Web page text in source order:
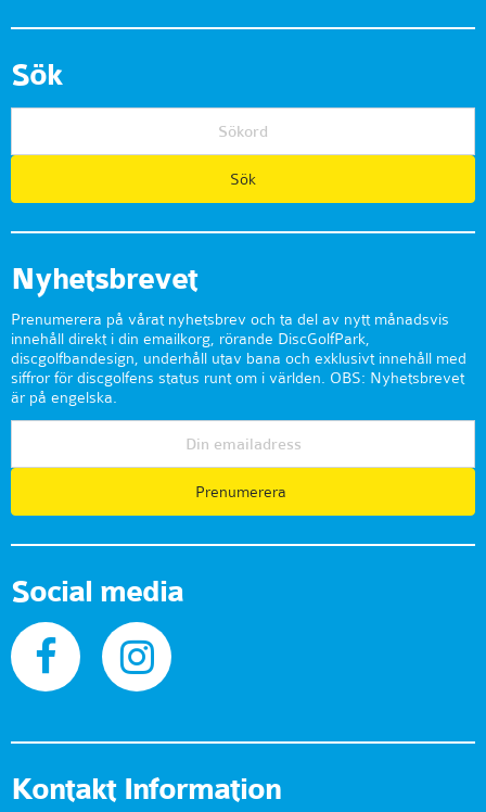
Sök
Nyhetsbrevet
Prenumerera på vårat nyhetsbrev och ta del av nytt månadsvis
innehåll direkt i din emailkorg, rörande DiscGolfPark,
discgolfbandesign, underhåll utav bana och exklusivt innehåll med
siffror för discgolfens status runt om i världen. OBS: Nyhetsbrevet
är på engelska.
Prenumerera
Social media
Kontakt Information